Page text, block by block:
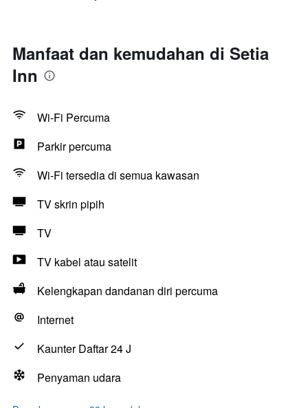
Manfaat dan kemudahan di Setia
Inn
Wi-Fi Percuma
Parkir percuma
Wi-Fi tersedia di semua kawasan
TV skrin pipih
TV
TV kabel atau satelit
Kelengkapan dandanan diri percuma
Internet
Kaunter Daftar 24 J
Penyaman udara